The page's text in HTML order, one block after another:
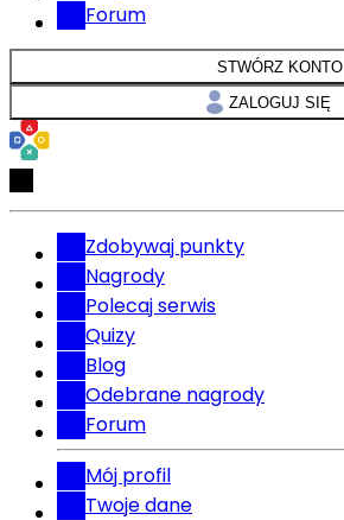
Forum
STWÓRZ KONTO
ZALOGUJ SIĘ
Zdobywaj punkty
Nagrody
Polecaj serwis
Quizy
Blog
Odebrane nagrody
Forum
Mój profil
Twoje dane